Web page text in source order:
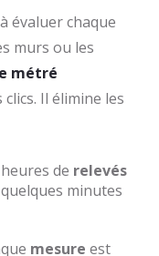
évaluer chaque
murs ou les
métré
Il élimine les
de relevés
minutes
mesure est